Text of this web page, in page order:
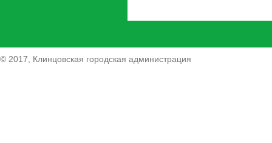
© 2017, Клинцовская городская администрация